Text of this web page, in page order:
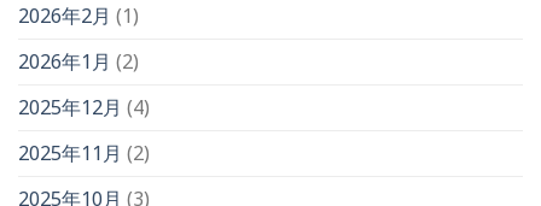
2026年2月 (1)
2026年1月 (2)
2025年12月 (4)
2025年11月 (2)
2025年10月 (3)